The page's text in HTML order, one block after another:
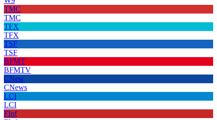
TMC
TMC
TFX
TFX
TSF
TSF
BFMT
BFMTV
CNew
CNews
LCI
LCI
FInf